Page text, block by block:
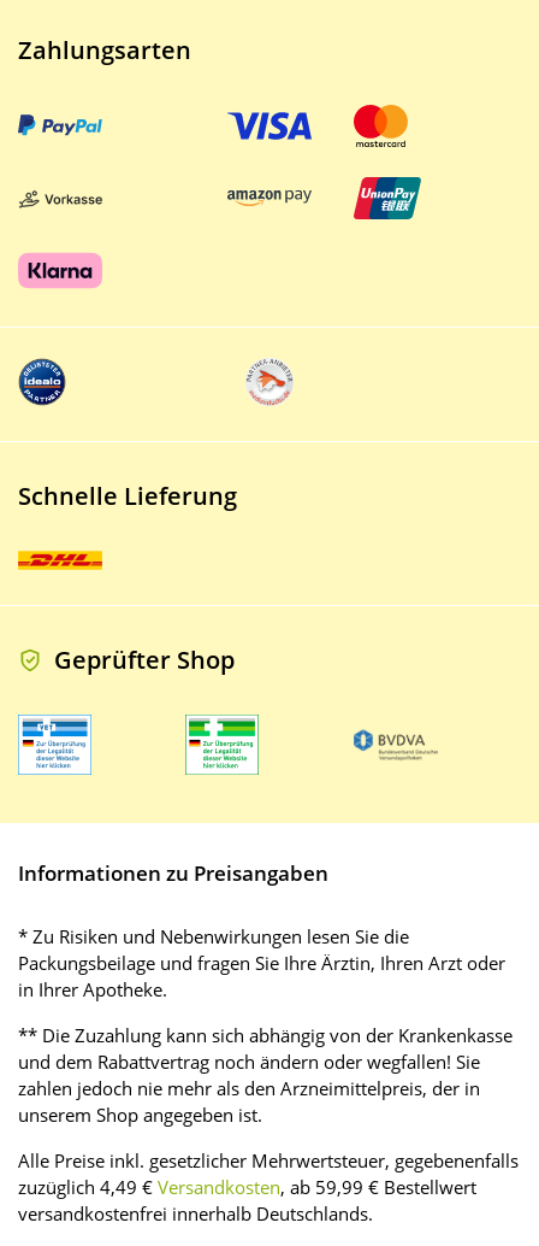
Zahlungsarten
Schnelle Lieferung
Geprüfter Shop
Informationen zu Preisangaben
* Zu Risiken und Nebenwirkungen lesen Sie die
Packungsbeilage und fragen Sie Ihre Ärztin, Ihren Arzt oder
in Ihrer Apotheke.
** Die Zuzahlung kann sich abhängig von der Krankenkasse
und dem Rabattvertrag noch ändern oder wegfallen! Sie
zahlen jedoch nie mehr als den Arzneimittelpreis, der in
unserem Shop angegeben ist.
Alle Preise inkl. gesetzlicher Mehrwertsteuer, gegebenenfalls
zuzüglich 4,49 € Versandkosten, ab 59,99 € Bestellwert
versandkostenfrei innerhalb Deutschlands.